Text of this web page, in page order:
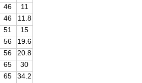
46
11
46
11.8
51
15
56
19.6
56
20.8
65
30
65
34.2